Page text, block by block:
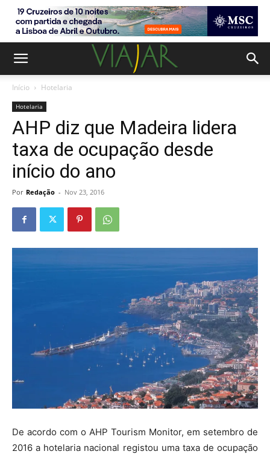
Início Hotelaria
Hotelaria
AHP diz que Madeira lidera
taxa de ocupação desde
início do ano
Por Redação - Nov 23, 2016
De acordo com o AHP Tourism Monitor, em setembro de
2016 a hotelaria nacional registou uma taxa de ocupação